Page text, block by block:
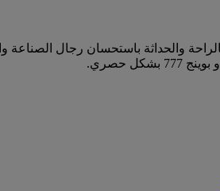
والحداثة باستحسان رجال الصناعة